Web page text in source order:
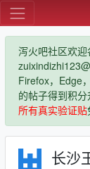
泻火吧社区欢
Firefox，Edge
的帖子得到积分
所有真实验证贴
长沙